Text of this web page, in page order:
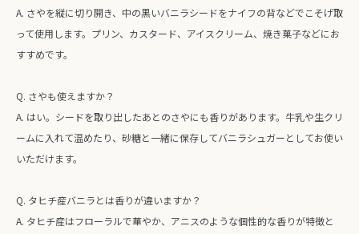
A. さやを縦に切り開き、中の黒いバニラシードをナイフの背などでこそげ取
って使用します。プリン、カスタード、アイスクリーム、焼き菓子などにお
すすめです。
Q. さやも使えますか？
A. はい。シードを取り出したあとのさやにも香りがあります。牛乳や生クリ
ームに入れて温めたり、砂糖と一緒に保存してバニラシュガーとしてお使い
いただけます。
Q. タヒチ産バニラとは香りが違いますか？
A. タヒチ産はフローラルで華やか、アニスのような個性的な香りが特徴と